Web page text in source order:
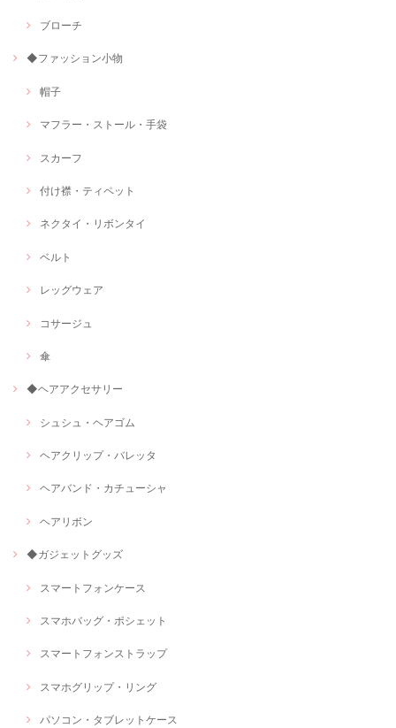
ブローチ
◆ファッション小物
帽子
マフラー・ストール・手袋
スカーフ
付け襟・ティペット
ネクタイ・リボンタイ
ベルト
レッグウェア
コサージュ
傘
◆ヘアアクセサリー
シュシュ・ヘアゴム
ヘアクリップ・バレッタ
ヘアバンド・カチューシャ
ヘアリボン
◆ガジェットグッズ
スマートフォンケース
スマホバッグ・ポシェット
スマートフォンストラップ
スマホグリップ・リング
パソコン・タブレットケース